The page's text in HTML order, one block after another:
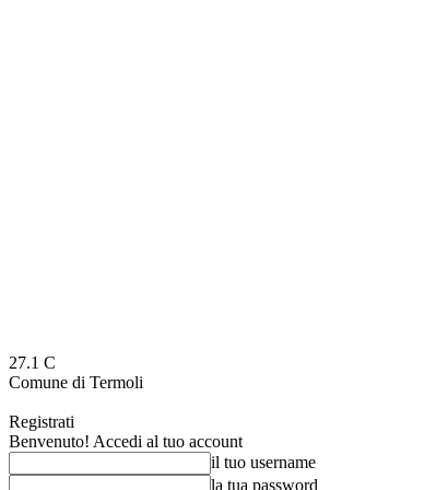
27.1 C
Comune di Termoli
Registrati
Benvenuto! Accedi al tuo account
il tuo username
la tua password